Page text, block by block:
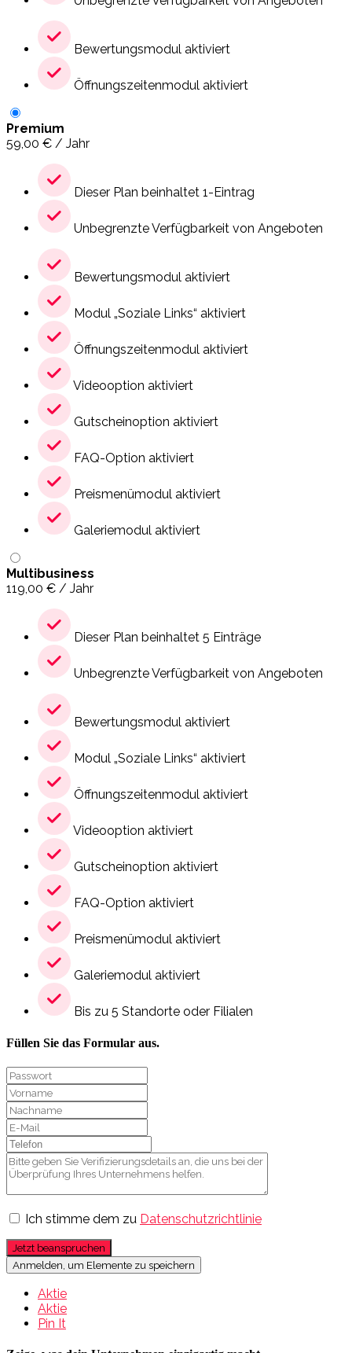
Bewertungsmodul aktiviert
Öffnungszeitenmodul aktiviert
Premium
59,00 € / Jahr
Dieser Plan beinhaltet 1-Eintrag
Unbegrenzte Verfügbarkeit von Angeboten
Bewertungsmodul aktiviert
Modul „Soziale Links“ aktiviert
Öffnungszeitenmodul aktiviert
Videooption aktiviert
Gutscheinoption aktiviert
FAQ-Option aktiviert
Preismenümodul aktiviert
Galeriemodul aktiviert
Multibusiness
119,00 € / Jahr
Dieser Plan beinhaltet 5 Einträge
Unbegrenzte Verfügbarkeit von Angeboten
Bewertungsmodul aktiviert
Modul „Soziale Links“ aktiviert
Öffnungszeitenmodul aktiviert
Videooption aktiviert
Gutscheinoption aktiviert
FAQ-Option aktiviert
Preismenümodul aktiviert
Galeriemodul aktiviert
Bis zu 5 Standorte oder Filialen
Füllen Sie das Formular aus.
Ich stimme dem zu Datenschutzrichtlinie
Jetzt beanspruchen
Anmelden, um Elemente zu speichern
Aktie
Aktie
Pin It